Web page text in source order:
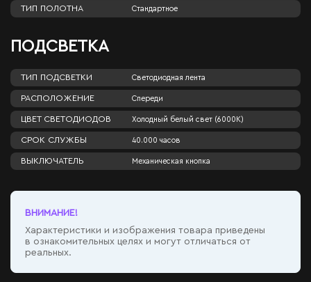
ТИП ПОЛОТНА Стандартное
ПОДСВЕТКА
ТИП ПОДСВЕТКИ Светодиодная лента
РАСПОЛОЖЕНИЕ Спереди
ЦВЕТ СВЕТОДИОДОВ Холодный белый свет (6000К)
СРОК СЛУЖБЫ 40.000 часов
ВЫКЛЮЧАТЕЛЬ Механическая кнопка
ВНИМАНИЕ!
Характеристики и изображения товара приведены
в ознакомительных целях и могут отличаться от
реальных.